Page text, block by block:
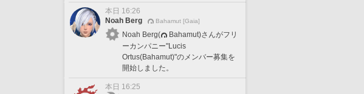
本日 16:26
Noah Berg
Bahamut [Gaia]
Noah Berg(
Bahamut)さんがフリ
ーカンパニー"Lucis
Ortus(Bahamut)"のメンバー募集を
開始しました。
本日 16:25